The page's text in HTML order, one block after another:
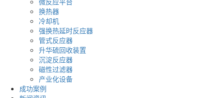
换热器
冷却机
强换热延时反应器
管式反应器
升华硫回收装置
沉淀反应器
磁性过滤器
产业化设备
成功案例